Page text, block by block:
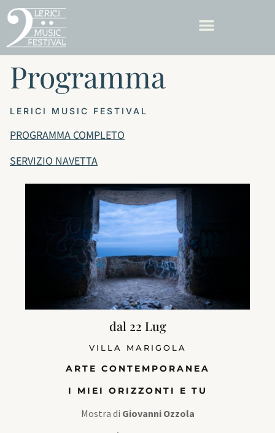
Programma
LERICI MUSIC FESTIVAL
PROGRAMMA COMPLETO
SERVIZIO NAVETTA
dal 22 Lug
VILLA MARIGOLA
ARTE CONTEMPORANEA
I MIEI ORIZZONTI E TU
Mostra di Giovanni Ozzola